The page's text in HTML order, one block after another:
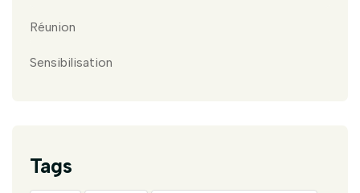
Réunion
Sensibilisation
Tags